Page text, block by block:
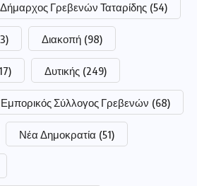
Δήμαρχος Γρεβενών Ταταρίδης (54)
Διακοπή (98)
Δυτικής (249)
Εμπορικός Σύλλογος Γρεβενών (68)
Νέα Δημοκρατία (51)